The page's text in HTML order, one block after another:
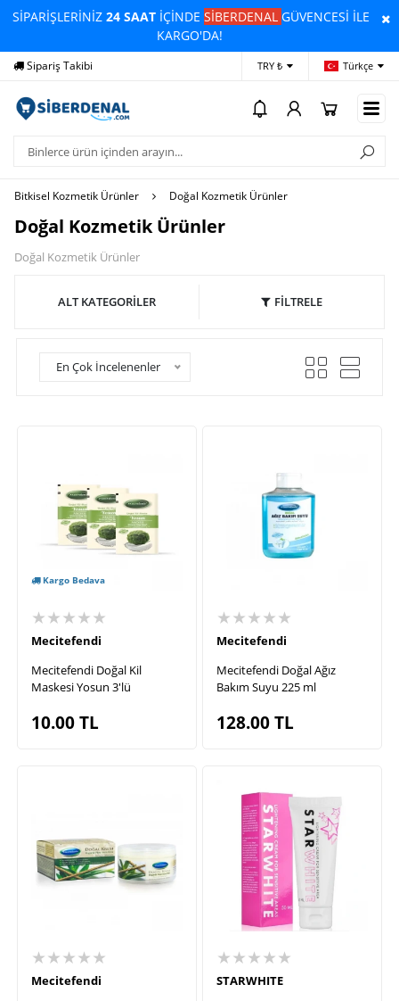
SİPARİŞLERİNİZ24 SAAT İÇİNDESİBERDENALGÜVENCESİ İLE
KARGO'DA!
Yardım Ödeme Bildirimi
TRY ₺ Türkçe
Bitkisel Kozmetik Ürünler Doğal Kozmetik Ürünler
Doğal Kozmetik Ürünler
Doğal Kozmetik Ürünler
ALT KATEGORİLER FİLTRELE
En Çok İncelenenler
Kargo Bedava
★★★★★
Mecitefendi
Mecitefendi Doğal Kil
Maskesi Yosun 3'lü
10.00TL
★★★★★
Mecitefendi
Mecitefendi Doğal Ağız
Bakım Suyu 225 ml
128.00TL
★★★★★
Mecitefendi
★★★★★
STARWHITE